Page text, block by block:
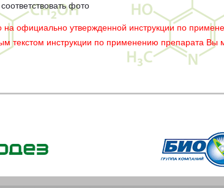
фото
официально утвержденной инструкции по
текстом инструкции по применению препарата Вы